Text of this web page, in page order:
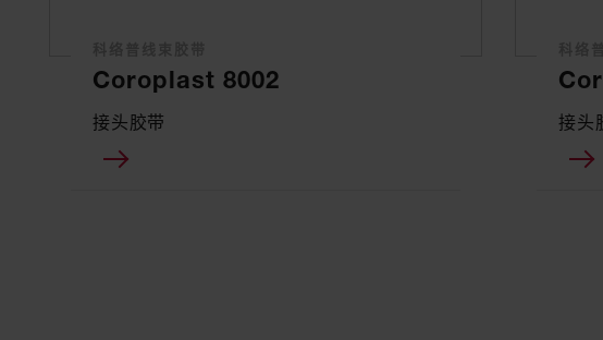
Coroplast 8002
接头胶带 接头